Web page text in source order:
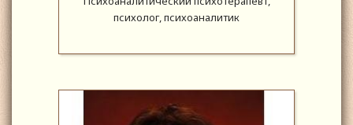
психолог, психоаналитик